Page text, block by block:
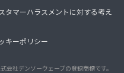
タマーハラスメントに対する考え
キーポリシー
会社デンソーウェーブの登録商標です。